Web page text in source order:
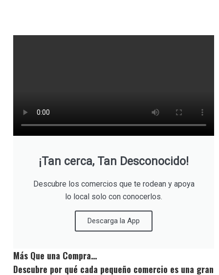
¡Tan cerca, Tan Desconocido!
Descubre los comercios que te rodean y apoya
lo local solo con conocerlos.
Descarga la App
Más Que una Compra…
Descubre por qué cada pequeño comercio es una gran